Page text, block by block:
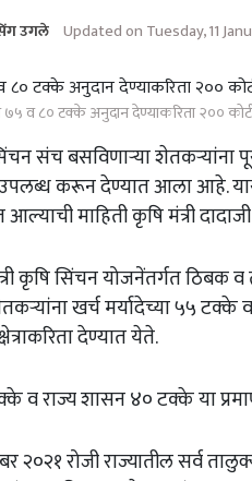
उगले Updated on Tuesday, 11
व ८० टक्के अनुदान देण्याकरिता २००
संच बसविणाऱ्या शेतकऱ्यांना
करून देण्यात आला आहे.
माहिती कृषि मंत्री
कृषि सिंचन योजनेंतर्गत
खर्च मर्यादेच्या ५५ टक्के
देण्यात येते.
व राज्य शासन ४० टक्के या
२०२१ रोजी राज्यातील सर्व